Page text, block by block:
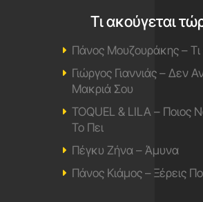
Τι ακούγεται
Πάνος Μουζουράκης – Τι
Γιώργος Γιαννιάς – Δεν
Μακριά Σου
TOQUEL & LILA – Ποιος
Το Πει
Πέγκυ Ζήνα – Άμυνα
Πάνος Κιάμος – Ξέρεις